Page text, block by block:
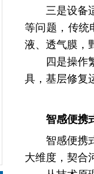
三是设备
等问题，传统
液、透气膜，
四是操作
具，基层修复
智感便携
智感便携
大维度，契合